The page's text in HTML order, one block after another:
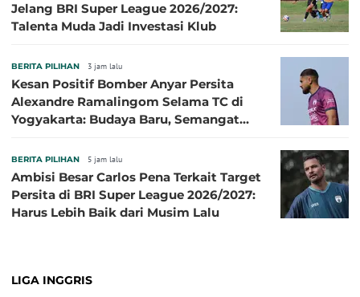
Jelang BRI Super League 2026/2027:
Talenta Muda Jadi Investasi Klub
BERITA PILIHAN 3 jam lalu
Kesan Positif Bomber Anyar Persita
Alexandre Ramalingom Selama TC di
Yogyakarta: Budaya Baru, Semangat
BERITA PILIHAN 5 jam lalu
Ambisi Besar Carlos Pena Terkait Target
Persita di BRI Super League 2026/2027:
Harus Lebih Baik dari Musim Lalu
LIGA INGGRIS